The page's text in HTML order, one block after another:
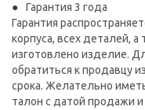
Гарантия 3 года
Гарантия
корпуса, всех деталей,
изготовлено изделие.
обратиться к продавцу
срока. Желательно
талон с датой продажи